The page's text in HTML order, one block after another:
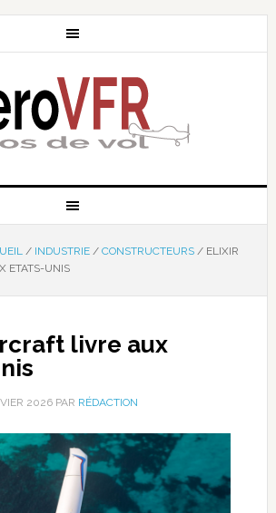
/ INDUSTRIE / CONSTRUCTEURS /ELIXIR
ETATS-UNIS
livre aux
2026PAR RÉDACTION